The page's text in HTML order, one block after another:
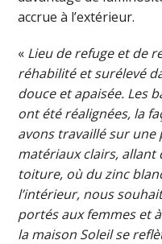
accrue à l’extérieur.
« Lieu de refuge et de
réhabilité et surélevé
douce et apaisée. Les
ont été réalignées, la
avons travaillé sur
matériaux clairs, allant
toiture, où du zinc
l’intérieur, nous
portés aux femmes et
la maison Soleil se